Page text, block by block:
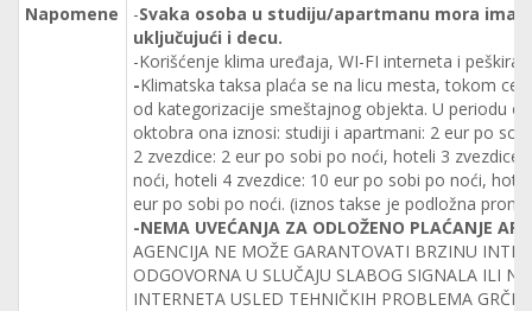
Napomene
-Svaka osoba u studiju/apartmanu mora imati
uključujući i decu.
-Korišćenje klima uređaja, WI-FI interneta i peškira
-Klimatska taksa plaća se na licu mesta, tokom
od kategorizacije smeštajnog objekta. U periodu
oktobra ona iznosi: studiji i apartmani: 2 eur po
2 zvezdice: 2 eur po sobi po noći, hoteli 3
noći, hoteli 4 zvezdice: 10 eur po sobi po noći,
eur po sobi po noći. (iznos takse je podložna
-NEMA UVEĆANJA ZA ODLOŽENO PLAĆANJE
AGENCIJA NE MOŽE GARANTOVATI BRZINU
ODGOVORNA U SLUČAJU SLABOG SIGNALA ILI
INTERNETA USLED TEHNIČKIH PROBLEMA